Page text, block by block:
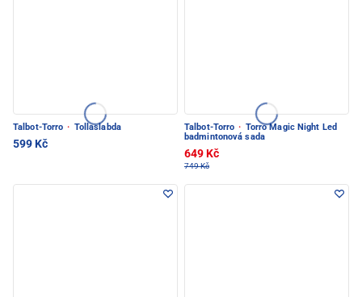
Talbot-Torro · Tollaslabda
599 Kč
Talbot-Torro · Torro Magic Night Led
badmintonová sada
649 Kč
749 Kč